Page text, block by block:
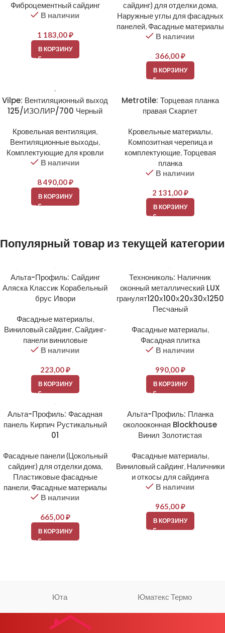
Фиброцементный сайдинг
В наличии
1 183,00₽
В КОРЗИНУ
сайдинг) для отделки дома,
Наружные углы для фасадных
панелей, Фасадные материалы
В наличии
366,00₽
В КОРЗИНУ
Vilpe: Вентиляционный выход
125/ИЗОЛИР/700 Черный
Кровельная вентиляция,
Вентиляционные выходы,
Комплектующие для кровли
В наличии
8 490,00₽
В КОРЗИНУ
Metrotile: Торцевая планка
правая Скарлет
Кровельные материалы,
Композитная черепица и
комплектующие,Торцевая
планка
В наличии
2 131,00₽
В КОРЗИНУ
Популярный товар из текущей категории
Альта-Профиль: Сайдинг
Аляска Классик Корабельный
брус Ивори
Фасадные материалы,
Виниловый сайдинг,Сайдинг-
панели виниловые
В наличии
223,00₽
В КОРЗИНУ
Технониколь: Наличник
оконный металлический LUX
гранулят120х100х20х30х1250
Песчаный
Фасадные материалы,
Фасадная плитка
В наличии
990,00₽
В КОРЗИНУ
Альта-Профиль: Фасадная
панель Кирпич Рустикальный
01
Фасадные панели (Цокольный
сайдинг) для отделки дома,
Пластиковые фасадные
панели, Фасадные материалы
В наличии
665,00₽
В КОРЗИНУ
Альта-Профиль: Планка
околооконная Blockhouse
Винил Золотистая
Фасадные материалы,
Виниловый сайдинг, Наличники
и откосы для сайдинга
В наличии
965,00₽
В КОРЗИНУ
Юта Юматекс Термо